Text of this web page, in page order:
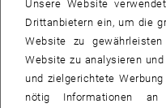
Unsere Website
Drittanbietern ein, um die
Website zu
Website zu analysieren
und zielgerichtete
nötig Informationen